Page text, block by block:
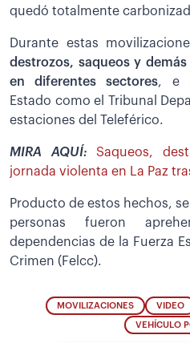
quedó totalmente
Durante estas
destrozos, saqueos y
en diferentes sectores, e
Estado como el Tribunal
estaciones del Teleférico.
MIRA AQUÍ:Saqueos,
jornada violenta en La Paz
Producto de estos hechos,
personas fueron
dependencias de la Fuerza
Crimen (Felcc).
MOVILIZACIONES VIDEO
VEHÍCULO